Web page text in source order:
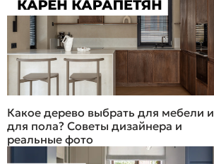
Какое дерево выбрать для мебели и
для пола? Советы дизайнера и
реальные фото